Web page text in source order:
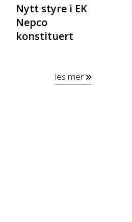
Nytt styre i EK
Nepco
konstituert
les mer